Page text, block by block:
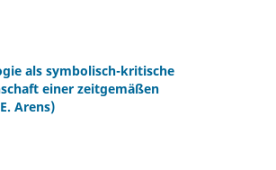
als symbolisch-kritische
einer zeitgemäßen
Arens)